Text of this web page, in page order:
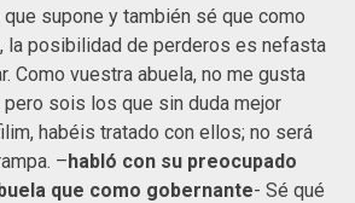
supone y también sé que como
la posibilidad de perderos es nefasta
Como vuestra abuela, no me gusta
sois los que sin duda mejor
habéis tratado con ellos; no será
–habló con su preocupado
que como gobernante- Sé qué